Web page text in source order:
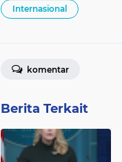
Internasional
komentar
Berita Terkait